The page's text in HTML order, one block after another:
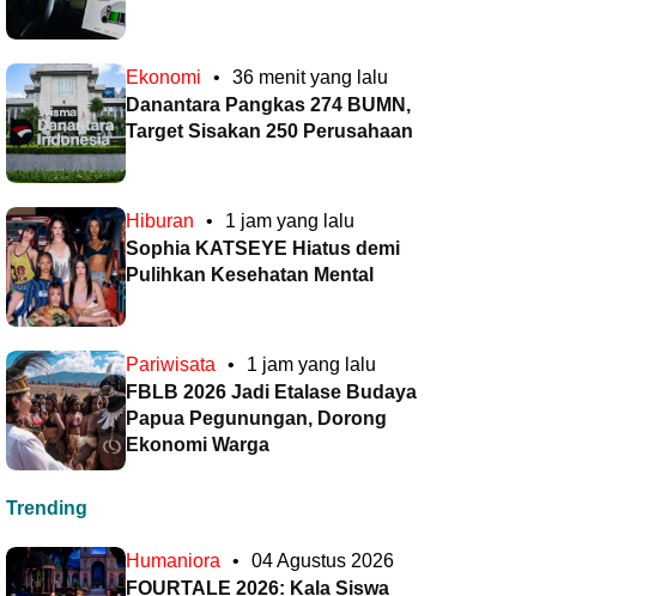
Ekonomi •
36 menit yang lalu
Danantara Pangkas 274 BUMN,
Target Sisakan 250 Perusahaan
Hiburan •
1 jam yang lalu
Sophia KATSEYE Hiatus demi
Pulihkan Kesehatan Mental
Pariwisata •
1 jam yang lalu
FBLB 2026 Jadi Etalase Budaya
Papua Pegunungan, Dorong
Ekonomi Warga
Trending
Humaniora •
04 Agustus 2026
FOURTALE 2026: Kala Siswa